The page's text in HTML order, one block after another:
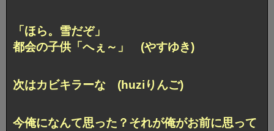
「ほら。雪だぞ」
都会の子供「へぇ～」 (やすゆき)
次はカビキラーな (huziりんご)
今俺になんて思った？ それが俺がお前に思って